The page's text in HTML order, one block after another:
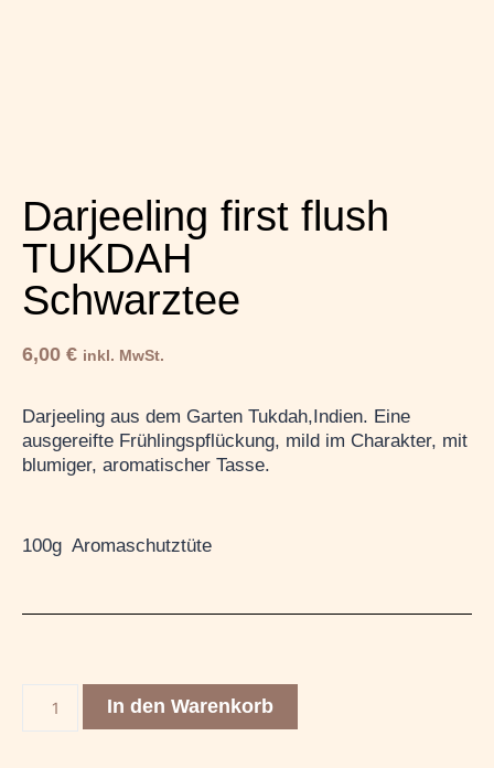
Darjeeling first flush
TUKDAH
Schwarztee
6,00 € inkl. MwSt.
Darjeeling aus dem Garten Tukdah,Indien. Eine
ausgereifte Frühlingspflückung, mild im Charakter, mit
blumiger, aromatischer Tasse.
100g Aromaschutztüte
In den Warenkorb